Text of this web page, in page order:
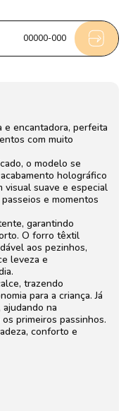
00000-000
e encantadora, perfeita
com muito
o modelo se
holográfico
visual suave e especial
e momentos
garantindo
O forro têxtil
aos pezinhos,
leveza e
trazendo
para a criança. Já
na
primeiros passinhos.
conforto e